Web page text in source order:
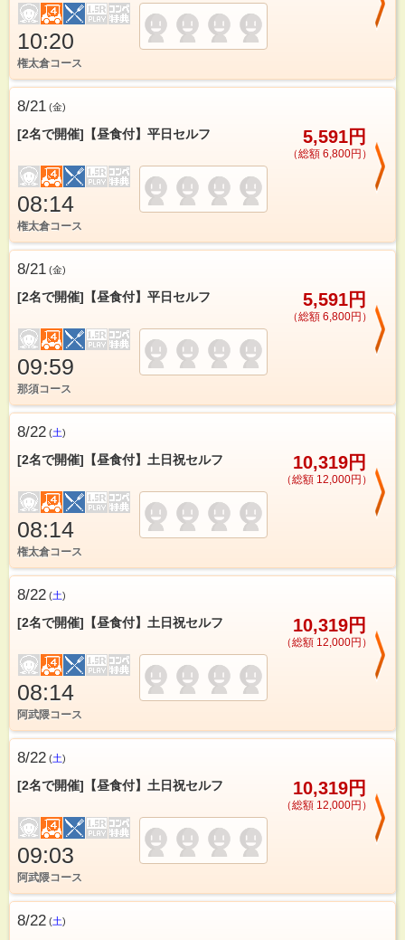
10:20
権太倉コース
8/21 (金)
[2名で開催]【昼食付】平日セルフ 5,591円
（総額 6,800円）
08:14
権太倉コース
8/21 (金)
[2名で開催]【昼食付】平日セルフ 5,591円
（総額 6,800円）
09:59
那須コース
8/22 (土)
[2名で開催]【昼食付】土日祝セルフ 10,319円
（総額 12,000円）
08:14
権太倉コース
8/22 (土)
[2名で開催]【昼食付】土日祝セルフ 10,319円
（総額 12,000円）
08:14
阿武隈コース
8/22 (土)
[2名で開催]【昼食付】土日祝セルフ 10,319円
（総額 12,000円）
09:03
阿武隈コース
8/22 (土)